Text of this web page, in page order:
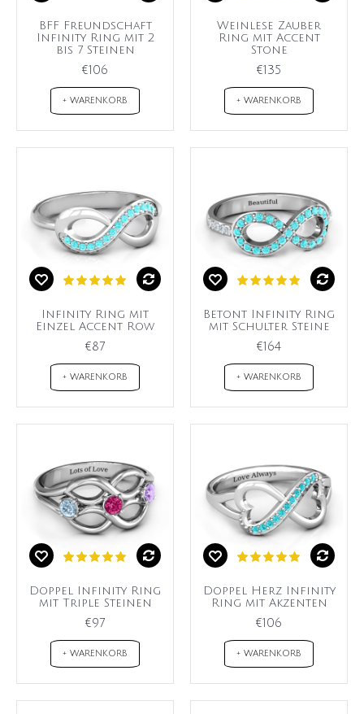
BFF Freundschaft
Infinity Ring mit 2
bis 7 Steinen
€106
+ WARENKORB
Weinlese Zauber
Ring mit Accent
Stone
€135
+ WARENKORB
Infinity Ring mit
Einzel Accent Row
€87
+ WARENKORB
Betont Infinity Ring
mit Schulter Steine
€164
+ WARENKORB
Doppel Infinity Ring
mit Triple Steinen
€97
+ WARENKORB
Doppel Herz Infinity
Ring mit Akzenten
€106
+ WARENKORB